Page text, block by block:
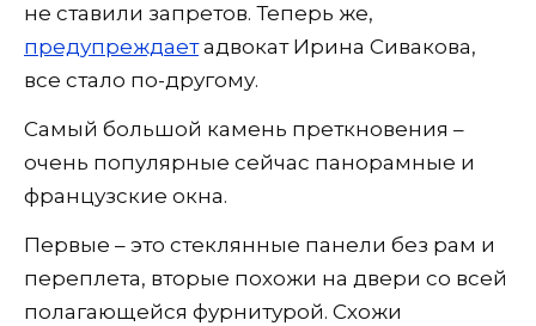
не ставили запретов. Теперь же,
предупреждаетадвокат Ирина Сивакова,
все стало по-другому.
Самый большой камень преткновения –
очень популярные сейчас панорамные и
французские окна.
Первые – это стеклянные панели без рам и
переплета, вторые похожи на двери со всей
полагающейся фурнитурой. Схожи